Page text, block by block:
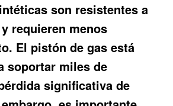
son resistentes a
requieren menos
El pistón de gas está
soportar miles de
significativa de